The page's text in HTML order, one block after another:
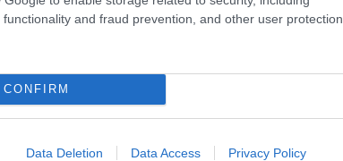
and fraud prevention, and other user protection.
CONFIRM
Data Deletion Data Access Privacy Policy
Total Cost of Ownership).
trieda C (ceny energií